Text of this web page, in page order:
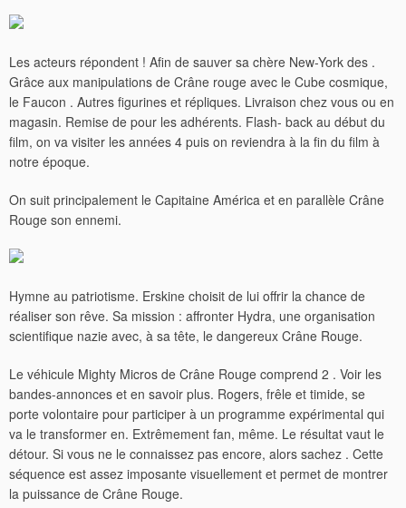
Les acteurs répondent ! Afin de sauver sa chère New-York des .
Grâce aux manipulations de Crâne rouge avec le Cube cosmique,
le Faucon . Autres figurines et répliques. Livraison chez vous ou en
magasin. Remise de pour les adhérents. Flash- back au début du
film, on va visiter les années 4 puis on reviendra à la fin du film à
notre époque.
On suit principalement le Capitaine América et en parallèle Crâne
Rouge son ennemi.
Hymne au patriotisme. Erskine choisit de lui offrir la chance de
réaliser son rêve. Sa mission : affronter Hydra, une organisation
scientifique nazie avec, à sa tête, le dangereux Crâne Rouge.
Le véhicule Mighty Micros de Crâne Rouge comprend 2 . Voir les
bandes-annonces et en savoir plus. Rogers, frêle et timide, se
porte volontaire pour participer à un programme expérimental qui
va le transformer en. Extrêmement fan, même. Le résultat vaut le
détour. Si vous ne le connaissez pas encore, alors sachez . Cette
séquence est assez imposante visuellement et permet de montrer
la puissance de Crâne Rouge.